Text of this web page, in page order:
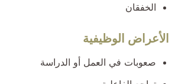
الخفقان
الأعراض الوظيفية
صعوبات في العمل أو الدراسة